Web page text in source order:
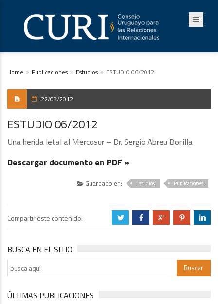
Home Publicaciones Estudios ESTUDIO 06/2012
22/08/2012
ESTUDIO 06/2012
Una herida letal al Mercosur – Dr. Sergio Abreu Bonilla
Descargar documento en PDF »
Guardado en: Estudios Publicaciones
Compartir este contenido: a b c d j
BUSCA EN EL SITIO
ÚLTIMAS PUBLICACIONES